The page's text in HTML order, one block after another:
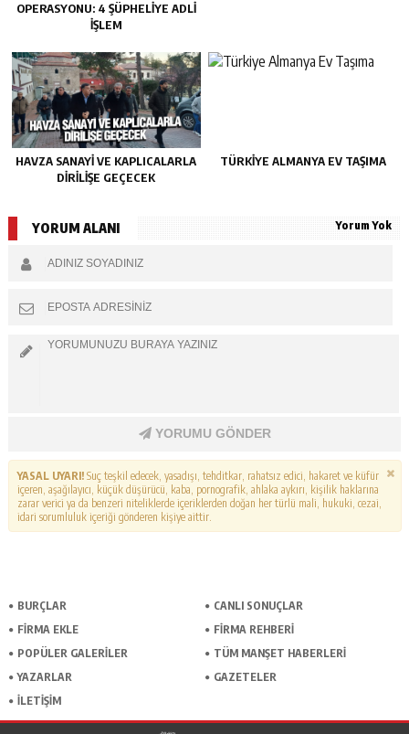
OPERASYONU: 4 ŞÜPHELIYE ADLI
İŞLEM
HAVZA SANAYI VE KAPLICALARLA
DIRILIŞE GEÇECEK
TÜRKIYE ALMANYA EV TAŞIMA
YORUM ALANI Yorum Yok
YORUMU GÖNDER
YASAL UYARI!Suç teşkil edecek, yasadışı, tehditkar, rahatsız edici, hakaret ve küfür
içeren, aşağılayıcı, küçük düşürücü, kaba, pornografik, ahlaka aykırı, kişilik haklarına
zarar verici ya da benzeri niteliklerde içeriklerden doğan her türlü mali, hukuki, cezai,
idari sorumluluk içeriği gönderen kişiye aittir.
BURÇLAR
CANLI SONUÇLAR
FİRMA EKLE
FİRMA REHBERİ
POPÜLER GALERİLER
TÜM MANŞET HABERLERİ
YAZARLAR
GAZETELER
İLETİŞİM